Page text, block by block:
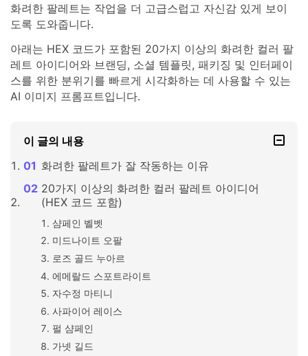
화려한 팔레트는 작업을 더 고급스럽고 자신감 있게 보이
도록 도와줍니다.
아래는 HEX 코드가 포함된 20가지 이상의 화려한 컬러 팔
레트 아이디어와 브랜딩, 소셜 템플릿, 패키징 및 인터페이
스를 위한 분위기를 빠르게 시각화하는 데 사용할 수 있는
AI 이미지 프롬프트입니다.
이 글의 내용
화려한 팔레트가 잘 작동하는 이유
20가지 이상의 화려한 컬러 팔레트 아이디어
(HEX 코드 포함)
샴페인 벨벳
미드나이트 오팔
로즈 골드 누아르
에메랄드 스포트라이트
자수정 마티니
사파이어 레이스
펄 샴페인
가넷 길드